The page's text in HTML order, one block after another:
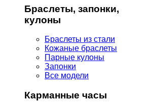
Браслеты, запонки,
кулоны
Браслеты из стали
Кожаные браслеты
Парные кулоны
Запонки
Все модели
Карманные часы